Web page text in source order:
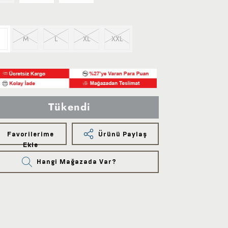
M L XL XXL
Tükendi
Favorilerime
Ekle
Ürünü Paylaş
Hangi Mağazada Var?